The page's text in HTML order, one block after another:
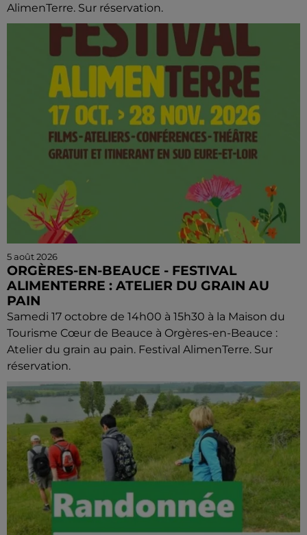
AlimenTerre. Sur réservation.
5 août 2026
ORGÈRES-EN-BEAUCE - FESTIVAL
ALIMENTERRE : ATELIER DU GRAIN AU
PAIN
Samedi 17 octobre de 14h00 à 15h30 à la Maison du
Tourisme Cœur de Beauce à Orgères-en-Beauce :
Atelier du grain au pain. Festival AlimenTerre. Sur
réservation.